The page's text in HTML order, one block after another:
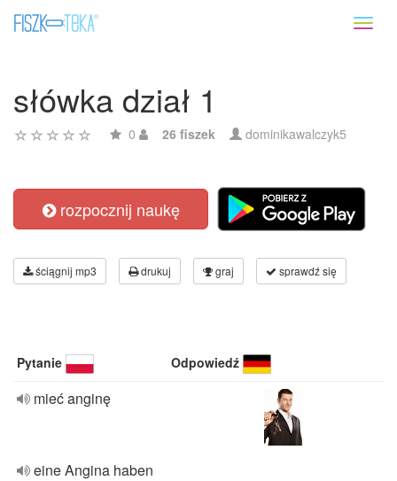
słówka dział 1
0 26 fiszek dominikawalczyk5
rozpocznij naukę
ściągnij mp3 drukuj graj sprawdź się
Pytanie Odpowiedź
mieć anginę
eine Angina haben